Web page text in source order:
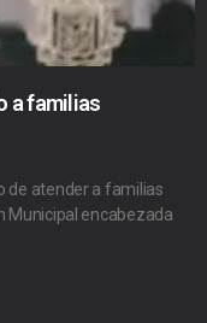
a familias
de atender a familias
Municipal encabezada